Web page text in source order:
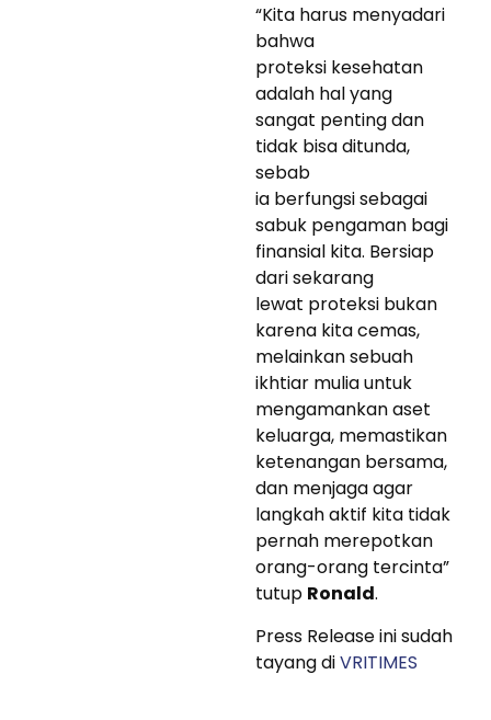
“Kita harus menyadari
bahwa
proteksi kesehatan
adalah hal yang
sangat penting dan
tidak bisa ditunda,
sebab
ia berfungsi sebagai
sabuk pengaman bagi
finansial kita. Bersiap
dari sekarang
lewat proteksi bukan
karena kita cemas,
melainkan sebuah
ikhtiar mulia untuk
mengamankan aset
keluarga, memastikan
ketenangan bersama,
dan menjaga agar
langkah aktif kita tidak
pernah merepotkan
orang-orang tercinta”
tutup Ronald.
Press Release ini sudah
tayang diVRITIMES